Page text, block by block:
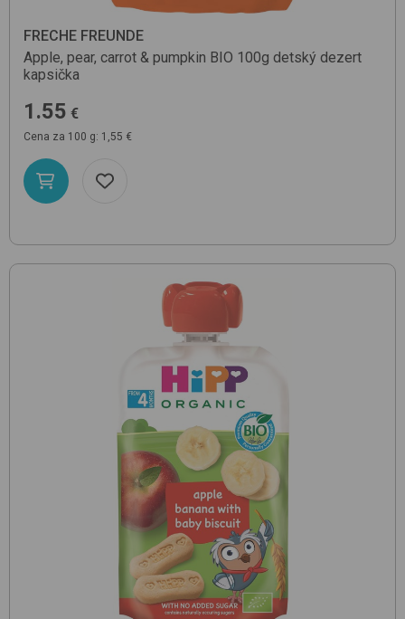
FRECHE FREUNDE
Apple, pear, carrot & pumpkin BIO 100g detský dezert
kapsička
1.55 €
Cena za 100 g: 1,55 €